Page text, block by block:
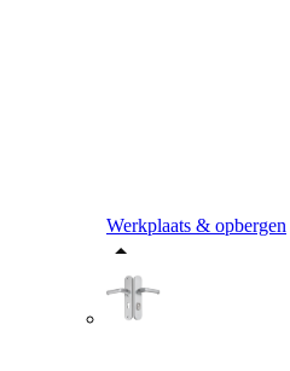
Werkplaats & opbergen